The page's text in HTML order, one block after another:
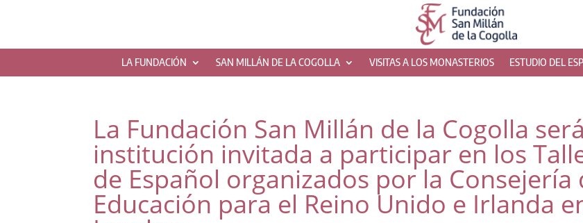
LA FUNDACIÓN SAN MILLÁN DE LA COGOLLA VISITAS A LOS MONASTERIOS ESTUDIO DEL
La Fundación San Millán de la Cogolla
institución invitada a participar en los
de Español organizados por la Consejería
Educación para el Reino Unido e Irlanda